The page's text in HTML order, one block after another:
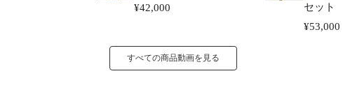
¥42,000
セット
¥53,000
すべての商品動画を見る